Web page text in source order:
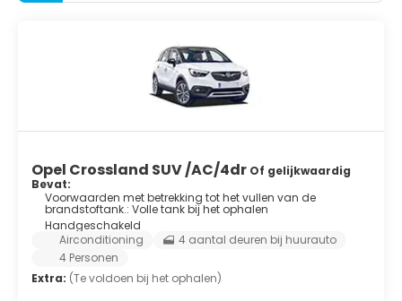
Opel Crossland SUV /AC/4dr Of gelijkwaardig
Bevat:
Voorwaarden met betrekking tot het vullen van de
brandstoftank.: Volle tank bij het ophalen
Handgeschakeld
Airconditioning
4 aantal deuren bij huurauto
4 Personen
Extra: (Te voldoen bij het ophalen)